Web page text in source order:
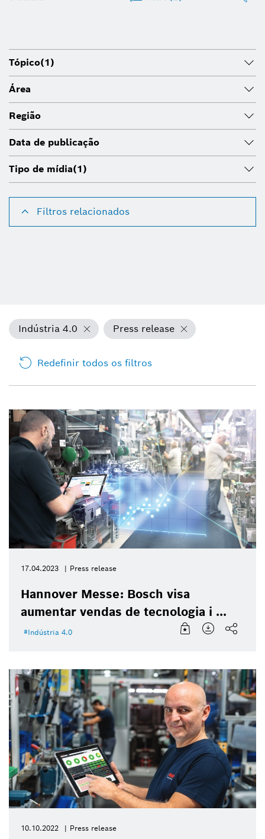
Tópico(1)
Área
Região
Data de publicação
Tipo de mídia(1)
Filtros relacionados
Indústria 4.0 Press release
Redefinir todos os filtros
17.04.2023 Press release
Hannover Messe: Bosch visa
aumentar vendas de tecnologia i ...
Indústria 4.0
10.10.2022 Press release